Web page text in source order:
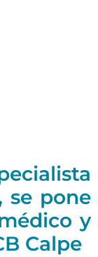
se pone
y
Calpe